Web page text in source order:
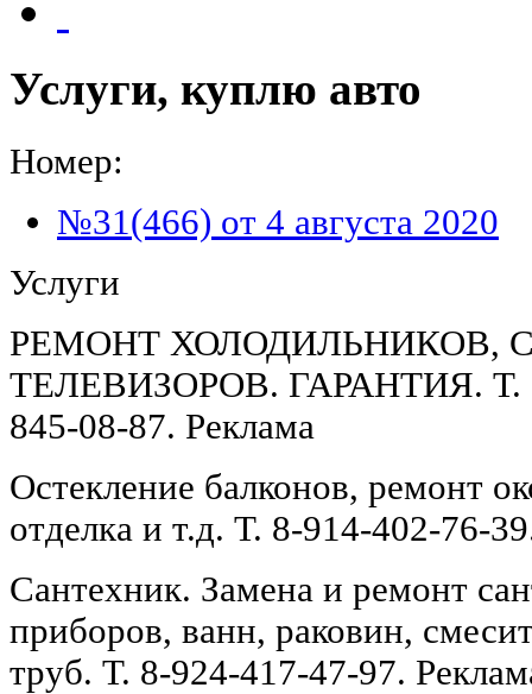
Услуги, куплю авто
Номер:
№31(466) от 4 августа 2020
Услуги
РЕМОНТ ХОЛОДИЛЬНИКОВ,
ТЕЛЕВИЗОРОВ. ГАРАНТИЯ. Т.
845-08-87. Реклама
Остекление балконов, ремонт
отделка и т.д. Т. 8-914-402-76-
Сантехник. Замена и ремонт
приборов, ванн, раковин,
труб. Т. 8-924-417-47-97.